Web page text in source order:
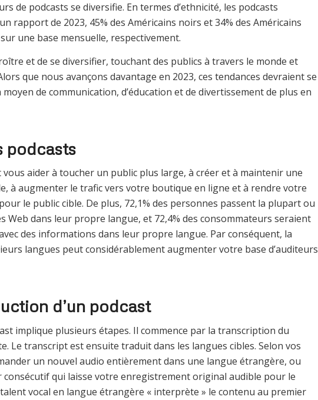
de podcasts se diversifie. En termes d’ethnicité, les podcasts
rapport de 2023, 45% des Américains noirs et 34% des Américains
une base mensuelle, respectivement.
et de se diversifier, touchant des publics à travers le monde et
que nous avançons davantage en 2023, ces tendances devraient se
de communication, d’éducation et de divertissement de plus en
podcasts
aider à toucher un public plus large, à créer et à maintenir une
à augmenter le trafic vers votre boutique en ligne et à rendre votre
le public cible. De plus, 72,1% des personnes passent la plupart ou
Web dans leur propre langue, et 72,4% des consommateurs seraient
des informations dans leur propre langue. Par conséquent, la
langues peut considérablement augmenter votre base d’auditeurs
d’un podcast
implique plusieurs étapes. Il commence par la transcription du
Le transcript est ensuite traduit dans les langues cibles. Selon vos
un nouvel audio entièrement dans une langue étrangère, ou
qui laisse votre enregistrement original audible pour le
vocal en langue étrangère « interprète » le contenu au premier